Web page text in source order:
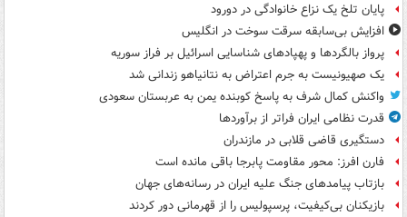
پایان تلخ یک نزاع خانوادگی در دورود
افزایش بی‌سابقه سرقت سوخت در انگلیس
پرواز بالگردها و پهپادهای شناسایی اسرائیل بر فراز سوریه
یک صهیونیست به جرم اعتراض به نتانیاهو زندانی شد
واکنش کمال شرف به پاسخ کوبنده یمن به عربستان سعودی
قدرت نظامی ایران فراتر از برآوردها
دستگیری قاضی قلابی در مازندران
فارن افرز: محور مقاومت پابرجا باقی مانده است
بازتاب پیامدهای جنگ علیه ایران در رسانه‌های جهان
بازیکنان بی‌کیفیت، پرسپولیس را از قهرمانی دور کردند